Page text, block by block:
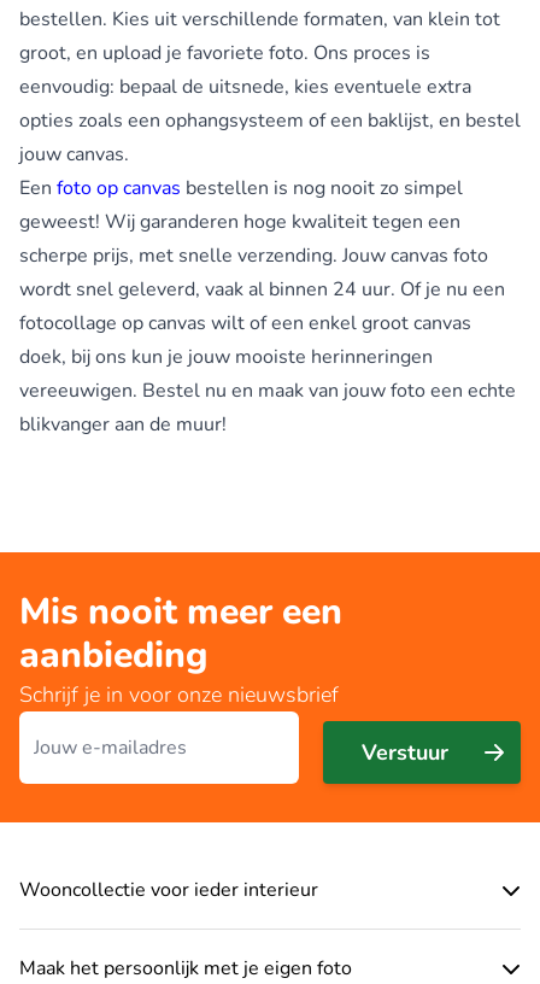
bestellen. Kies uit verschillende formaten, van klein tot
groot, en upload je favoriete foto. Ons proces is
eenvoudig: bepaal de uitsnede, kies eventuele extra
opties zoals een ophangsysteem of een baklijst, en bestel
jouw canvas.
Een foto op canvas bestellen is nog nooit zo simpel
geweest! Wij garanderen hoge kwaliteit tegen een
scherpe prijs, met snelle verzending. Jouw canvas foto
wordt snel geleverd, vaak al binnen 24 uur. Of je nu een
fotocollage op canvas wilt of een enkel groot canvas
doek, bij ons kun je jouw mooiste herinneringen
vereeuwigen. Bestel nu en maak van jouw foto een echte
blikvanger aan de muur!
Mis nooit meer een
aanbieding
Schrijf je in voor onze nieuwsbrief
E-mailadres
Verstuur
Wooncollectie voor ieder interieur
Maak het persoonlijk met je eigen foto